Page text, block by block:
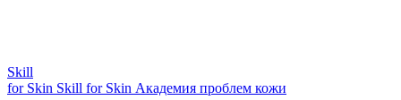
Skill
for Skin Skill for Skin Академия проблем кожи